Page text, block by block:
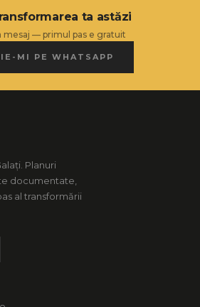
ta astăzi
mesaj — primul pas e gratuit
MI PE WHATSAPP
Planuri
documentate,
al transformării